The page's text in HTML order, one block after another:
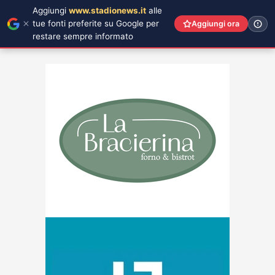
Aggiungi www.stadionews.it alle
tue fonti preferite su Google per
restare sempre informato
Aggiungi ora